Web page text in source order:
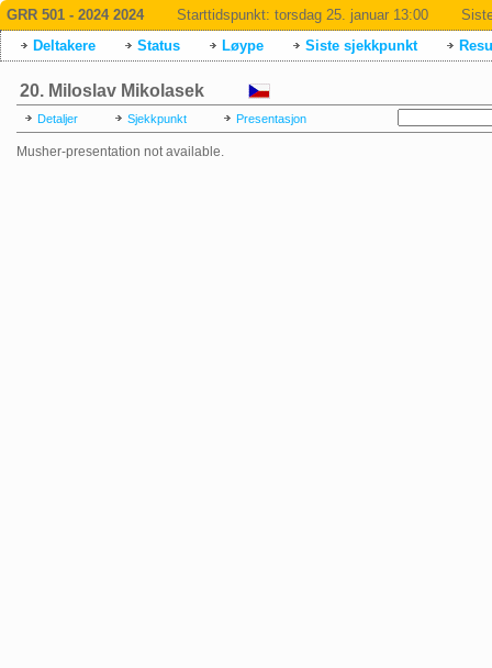
GRR 501 - 2024 2024 Starttidspunkt: torsdag 25. januar 13:00
Deltakere
Status Løype Siste sjekkpunkt
20. Miloslav Mikolasek
Detaljer Sjekkpunkt Presentasjon
Musher-presentation not available.